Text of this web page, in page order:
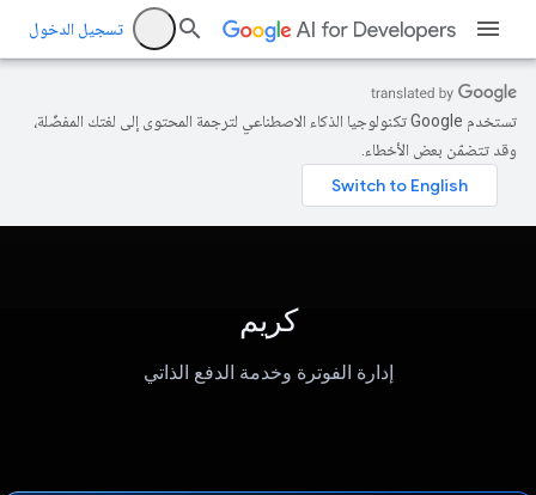
تسجيل الدخول
تستخدم Google تكنولوجيا الذكاء الاصطناعي لترجمة المحتوى إلى لغتك المفضّلة،
وقد تتضمّن بعض الأخطاء.
كريم
إدارة الفوترة وخدمة الدفع الذاتي